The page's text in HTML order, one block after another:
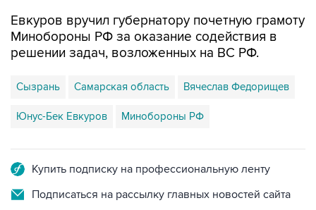
Евкуров вручил губернатору почетную грамоту
Минобороны РФ за оказание содействия в
решении задач, возложенных на ВС РФ.
Сызрань Самарская область Вячеслав Федорищев
Юнус-Бек Евкуров Минобороны РФ
Купить подписку на профессиональную ленту
Подписаться на рассылку главных новостей сайта